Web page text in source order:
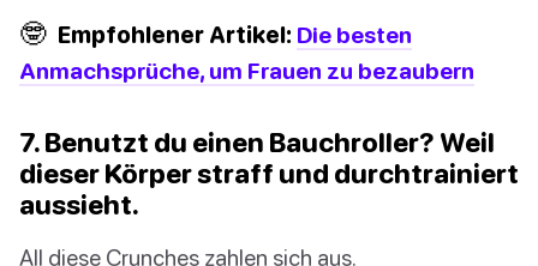
🤓 Empfohlener Artikel: Die besten
Anmachsprüche, um Frauen zu bezaubern
7. Benutzt du einen Bauchroller? Weil
dieser Körper straff und durchtrainiert
aussieht.
All diese Crunches zahlen sich aus.